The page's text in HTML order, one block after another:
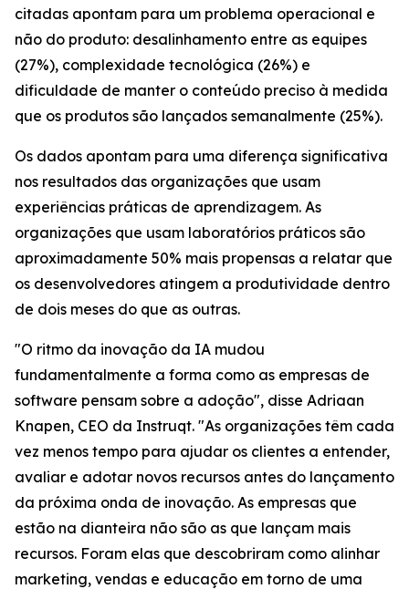
citadas apontam para um problema operacional e
não do produto: desalinhamento entre as equipes
(27%), complexidade tecnológica (26%) e
dificuldade de manter o conteúdo preciso à medida
que os produtos são lançados semanalmente (25%).
Os dados apontam para uma diferença significativa
nos resultados das organizações que usam
experiências práticas de aprendizagem. As
organizações que usam laboratórios práticos são
aproximadamente 50% mais propensas a relatar que
os desenvolvedores atingem a produtividade dentro
de dois meses do que as outras.
"O ritmo da inovação da IA mudou
fundamentalmente a forma como as empresas de
software pensam sobre a adoção", disse Adriaan
Knapen, CEO da Instruqt. "As organizações têm cada
vez menos tempo para ajudar os clientes a entender,
avaliar e adotar novos recursos antes do lançamento
da próxima onda de inovação. As empresas que
estão na dianteira não são as que lançam mais
recursos. Foram elas que descobriram como alinhar
marketing, vendas e educação em torno de uma